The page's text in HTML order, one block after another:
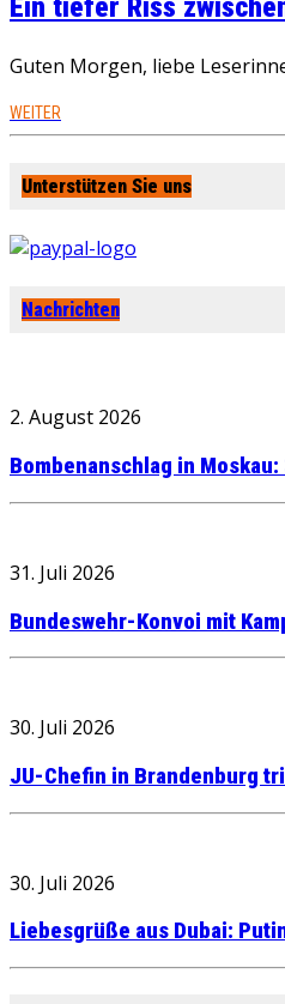
Ein tiefer Riss
Guten Morgen, liebe
WEITER
Unterstützen Sie uns
Nachrichten
2. August 2026
Bombenanschlag in
31. Juli 2026
Bundeswehr-Konvoi mit
30. Juli 2026
JU-Chefin in Brandenburg
30. Juli 2026
Liebesgrüße aus Dubai: